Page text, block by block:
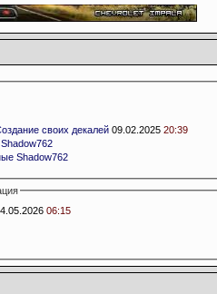
своих декалей09.02.2025 20:39
Shadow762
06:15